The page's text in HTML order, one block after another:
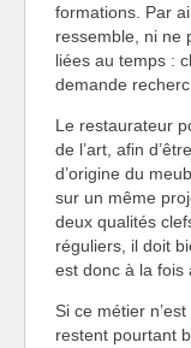
formations. Par
ressemble, ni ne
liées au temps :
demande
Le restaurateur
de l’art, afin
d’origine du
sur un même
deux qualités
réguliers, il doit
est donc à la fois
Si ce métier
restent pourtant